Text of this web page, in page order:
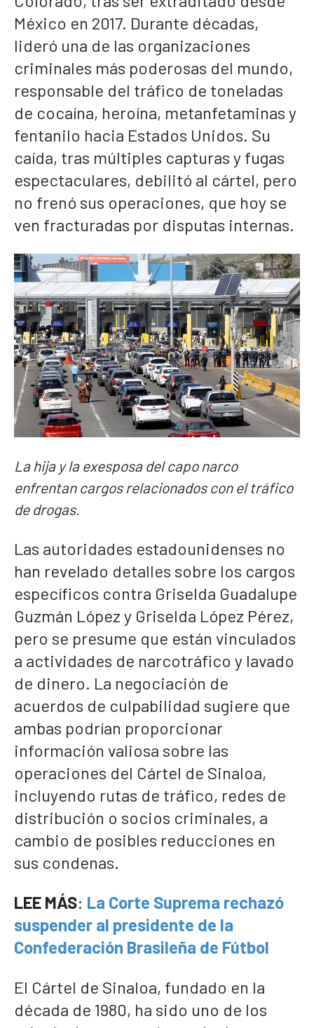
México en 2017. Durante décadas,
lideró una de las organizaciones
criminales más poderosas del mundo,
responsable del tráfico de toneladas
de cocaína, heroína, metanfetaminas y
fentanilo hacia Estados Unidos. Su
caída, tras múltiples capturas y fugas
espectaculares, debilitó al cártel, pero
no frenó sus operaciones, que hoy se
ven fracturadas por disputas internas.
La hija y la exesposa del capo narco
enfrentan cargos relacionados con el tráfico
de drogas.
Las autoridades estadounidenses no
han revelado detalles sobre los cargos
específicos contra Griselda Guadalupe
Guzmán López y Griselda López Pérez,
pero se presume que están vinculados
a actividades de narcotráfico y lavado
de dinero. La negociación de
acuerdos de culpabilidad sugiere que
ambas podrían proporcionar
información valiosa sobre las
operaciones del Cártel de Sinaloa,
incluyendo rutas de tráfico, redes de
distribución o socios criminales, a
cambio de posibles reducciones en
sus condenas.
LEE MÁS: La Corte Suprema rechazó
suspender al presidente de la
Confederación Brasileña de Fútbol
El Cártel de Sinaloa, fundado en la
década de 1980, ha sido uno de los